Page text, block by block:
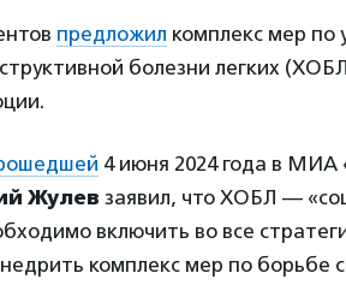
предложил комплекс мер по
болезни легких
4 июня 2024 года в МИА
Жулев заявил, что ХОБЛ —
включить во все
комплекс мер по борьбе